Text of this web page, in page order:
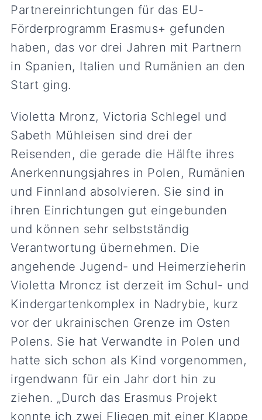
Partnereinrichtungen für das EU-
Förderprogramm Erasmus+ gefunden
haben, das vor drei Jahren mit Partnern
in Spanien, Italien und Rumänien an den
Start ging.
Violetta Mronz, Victoria Schlegel und
Sabeth Mühleisen sind drei der
Reisenden, die gerade die Hälfte ihres
Anerkennungsjahres in Polen, Rumänien
und Finnland absolvieren. Sie sind in
ihren Einrichtungen gut eingebunden
und können sehr selbstständig
Verantwortung übernehmen. Die
angehende Jugend- und Heimerzieherin
Violetta Mroncz ist derzeit im Schul- und
Kindergartenkomplex in Nadrybie, kurz
vor der ukrainischen Grenze im Osten
Polens. Sie hat Verwandte in Polen und
hatte sich schon als Kind vorgenommen,
irgendwann für ein Jahr dort hin zu
ziehen. „Durch das Erasmus Projekt
konnte ich zwei Fliegen mit einer Klappe